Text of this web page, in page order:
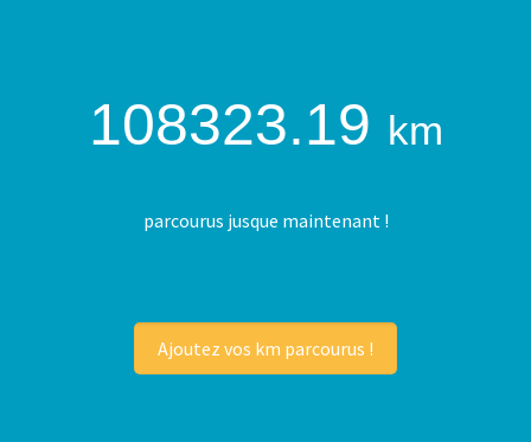
108323.19 km
parcourus jusque maintenant !
Ajoutez vos km parcourus !